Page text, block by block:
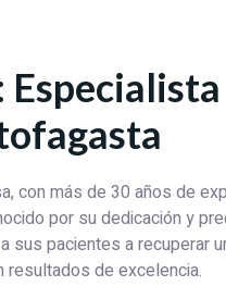
con más de 30 años de
por su dedicación y
sus pacientes a recuperar
resultados de excelencia.